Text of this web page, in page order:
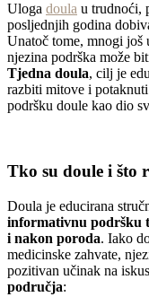
Uloga doula u trudnoći,
posljednjih godina
Unatoč tome, mnogi
njezina podrška može
Tjedna doula, cilj je
razbiti mitove i
podršku doule kao dio
Tko su doule i što
Doula je educirana
informativnu podršku
i nakon poroda. Iako
medicinske zahvate,
pozitivan učinak na
područja: